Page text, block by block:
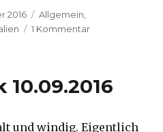
2016 Kategorien
Allgemein
1 Kommentarzu
10.09.2016
und windig. Eigentlich